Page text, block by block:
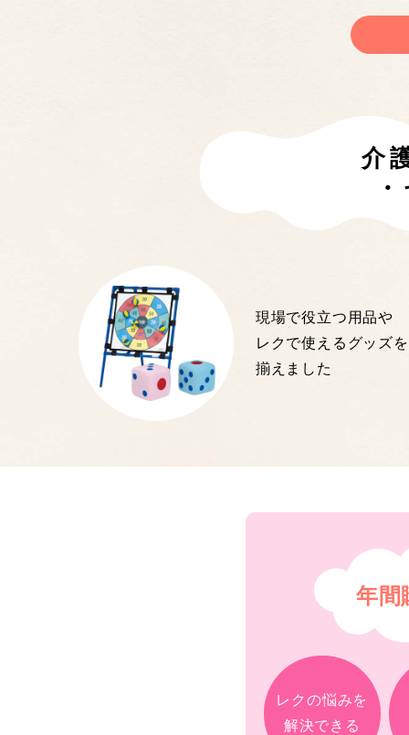
介
現場で役立つ用品や
レクで使えるグッズを
揃えました
年間
レクの悩みを
解決できる